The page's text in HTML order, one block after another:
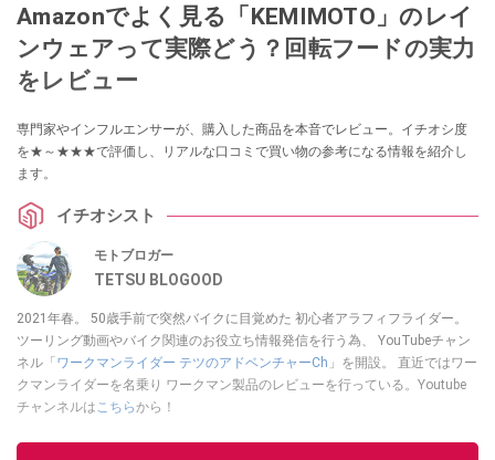
Amazonでよく見る「KEMIMOTO」のレイ
ンウェアって実際どう？回転フードの実力
をレビュー
専門家やインフルエンサーが、購入した商品を本音でレビュー。イチオシ度
を★～★★★で評価し、リアルな口コミで買い物の参考になる情報を紹介し
ます。
イチオシスト
モトブロガー
TETSU BLOGOOD
2021年春。 50歳手前で突然バイクに目覚めた 初心者アラフィフライダー。
ツーリング動画やバイク関連のお役立ち情報発信を行う為、 YouTubeチャン
ネル「 ワークマンライダー テツのアドベンチャーCh 」を開設。 直近ではワー
クマンライダーを名乗り ワークマン製品のレビューを行っている。Youtube
チャンネルはこちらから！
このイチオシストの他の記事を読む